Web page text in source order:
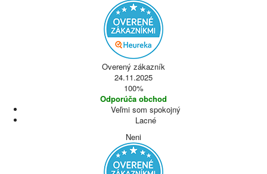
Overený zákazník
24.11.2025
100%
Odporúča obchod
Veľmi som spokojný
Lacné
Neni